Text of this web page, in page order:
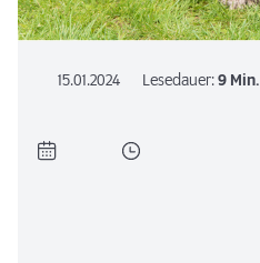
15.01.2024 Lesedauer:9 Min.